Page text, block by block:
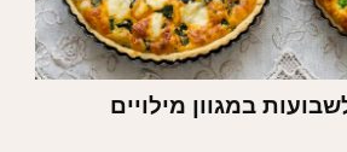
במגוון מילויים